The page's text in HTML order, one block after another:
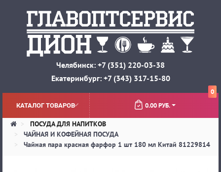
Челябинск: +7 (351) 220-03-38
Екатеринбург: +7 (343) 317-15-80
КАТАЛОГ ТОВАРОВ
0
0.00 РУБ.
ПОСУДА ДЛЯ НАПИТКОВ
ЧАЙНАЯ И КОФЕЙНАЯ ПОСУДА
Чайная пара красная фарфор 1 шт 180 мл Китай 81229814